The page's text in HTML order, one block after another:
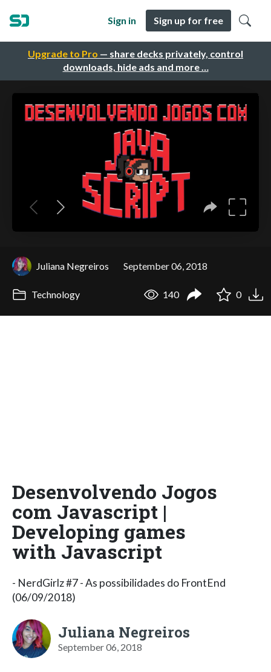
Upgrade to Pro — share decks privately, control
downloads, hide ads and more …
Sign in Sign up for free
Juliana Negreiros September 06, 2018
Technology 140 0
Desenvolvendo Jogos
com Javascript |
Developing games
with Javascript
- NerdGirlz #7 - As possibilidades do FrontEnd
(06/09/2018)
Juliana Negreiros
September 06, 2018